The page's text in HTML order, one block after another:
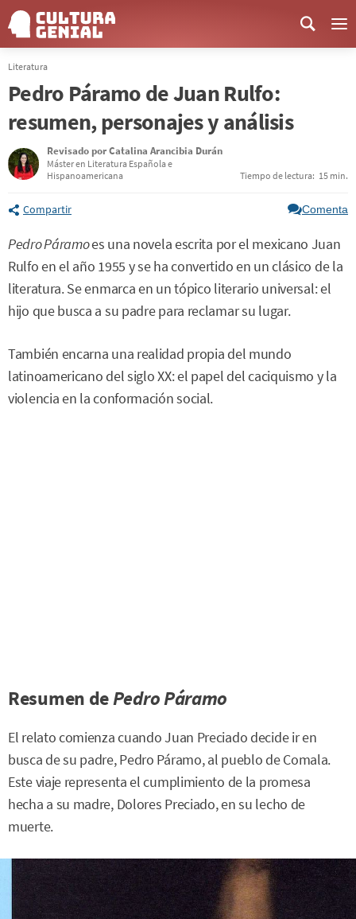
Literatura
Pedro Páramo de Juan Rulfo:
resumen, personajes y análisis
Revisado porCatalina Arancibia Durán
Máster en Literatura Española e
Hispanoamericana
Tiempo de lectura: 15 min.
Compartir Comenta
Pedro Páramoes una novela escrita por el mexicano Juan
Rulfo en el año 1955 y se ha convertido en un clásico de la
literatura. Se enmarca en un tópico literario universal: el
hijo que busca a su padre para reclamar su lugar.
También encarna una realidad propia del mundo
latinoamericano del siglo XX: el papel del caciquismo y la
violencia en la conformación social.
Resumen dePedro Páramo
El relato comienza cuando Juan Preciado decide ir en
busca de su padre, Pedro Páramo, al pueblo de Comala.
Este viaje representa el cumplimiento de la promesa
hecha a su madre, Dolores Preciado, en su lecho de
muerte.